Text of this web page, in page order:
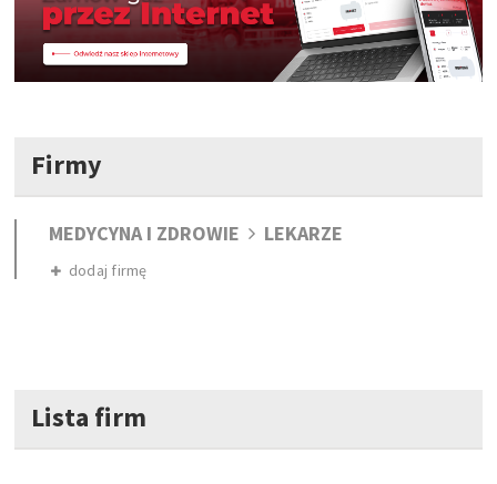
Firmy
MEDYCYNA I ZDROWIE LEKARZE
dodaj firmę
Lista firm